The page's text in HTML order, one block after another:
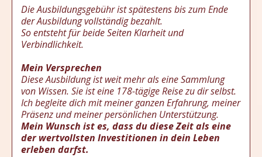
Die Ausbildungsgebühr ist spätestens bis zum Ende
der Ausbildung vollständig bezahlt.
So entsteht für beide Seiten Klarheit und
Verbindlichkeit.
Mein Versprechen
Diese Ausbildung ist weit mehr als eine Sammlung
von Wissen. Sie ist eine 178-tägige Reise zu dir selbst.
Ich begleite dich mit meiner ganzen Erfahrung, meiner
Präsenz und meiner persönlichen Unterstützung.
Mein Wunsch ist es, dass du diese Zeit als eine
der wertvollsten Investitionen in dein Leben
erleben darfst.